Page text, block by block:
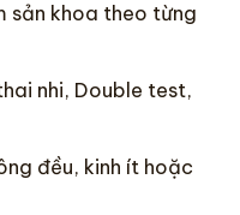
sản khoa theo từng
nhi, Double test,
đều, kinh ít hoặc